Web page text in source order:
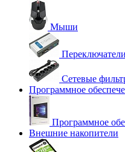
Мыши
Сетевые
Программное
Программное
Внешние накопители